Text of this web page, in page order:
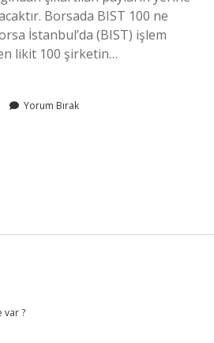
Borsada BIST 100 ne
İstanbul’da (BIST) işlem
likit 100 şirketin…
Yorum Bırak
var ?